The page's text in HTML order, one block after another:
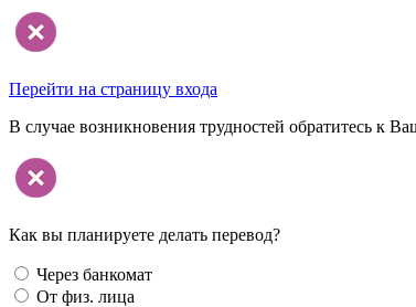
Перейти на страницу входа
В случае возникновения трудностей обратитесь к
Как вы планируете делать перевод?
Через банкомат
От физ. лица